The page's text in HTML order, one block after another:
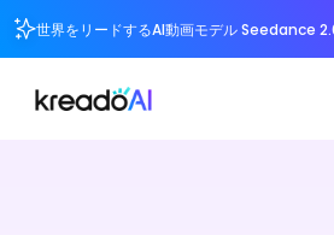
世界をリードするAI動画モデル Seedance